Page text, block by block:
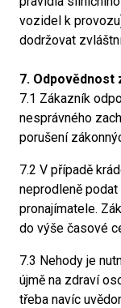
vozidel k
dodržovat
7. Odpovědnost
7.1 Zákazník
nesprávného
porušení
7.2 V případě
neprodleně
pronajímatele.
do výše časové
7.3 Nehody je
újmě na zdraví
třeba navíc